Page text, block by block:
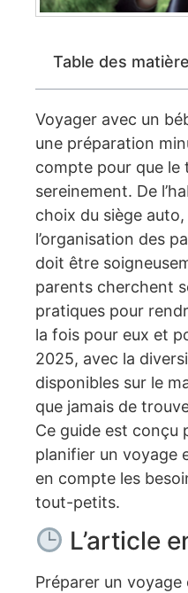
Table des
Voyager avec un
une préparation
compte pour que le
sereinement. De
choix du siège
l’organisation des
doit être
parents cherchent
pratiques pour
la fois pour eux et
2025, avec la
disponibles sur le
que jamais de
Ce guide est conçu
planifier un voyage
en compte les
tout-petits.
L’article
Préparer un